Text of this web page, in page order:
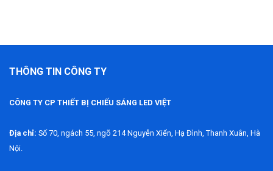
THÔNG TIN CÔNG TY
CÔNG TY CP THIẾT BỊ CHIẾU SÁNG LED VIỆT
Địa chỉ: Số 70, ngách 55, ngõ 214 Nguyễn Xiển, Hạ Đình, Thanh Xuân, Hà
Nội.